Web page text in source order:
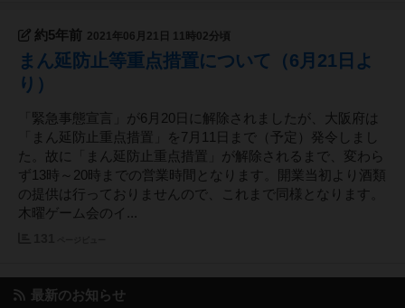
約5年前 2021年06月21日 11時02分頃
まん延防止等重点措置について（6月21日よ
り）
「緊急事態宣言」が6月20日に解除されましたが、大阪府は
「まん延防止重点措置」を7月11日まで（予定）発令しまし
た。故に「まん延防止重点措置」が解除されるまで、変わら
ず13時～20時までの営業時間となります。開業当初より酒類
の提供は行っておりませんので、これまで同様となります。
木曜ゲーム会のイ...
最新のお知らせ